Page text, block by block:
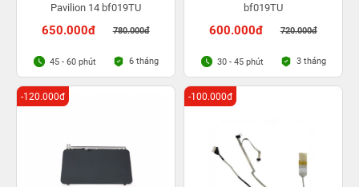
Pavilion 14 bf019TU
650.000đ 780.000đ
45 - 60 phút 6 tháng
bf019TU
600.000đ 720.000đ
30 - 45 phút 3 tháng
-120.000đ -100.000đ